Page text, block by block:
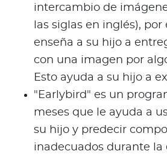
intercambio de
las siglas en inglés), por
enseña a su hijo a
con una imagen por
Esto ayuda a su hijo a
"Earlybird" es un
meses que le ayuda a
su hijo y predecir
inadecuados durante la